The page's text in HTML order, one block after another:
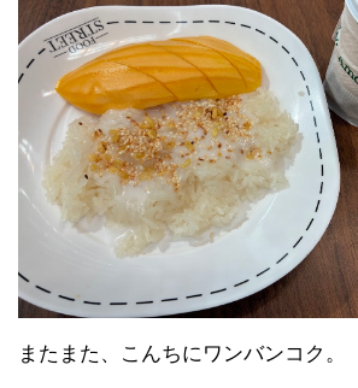
またまた、こんちにワンバンコク。